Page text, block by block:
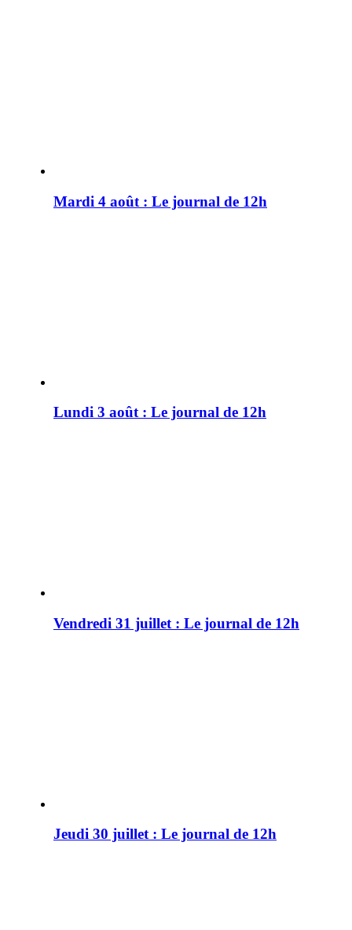
Mardi 4 août : Le journal de 12h
Lundi 3 août : Le journal de 12h
Vendredi 31 juillet : Le journal de 12h
Jeudi 30 juillet : Le journal de 12h